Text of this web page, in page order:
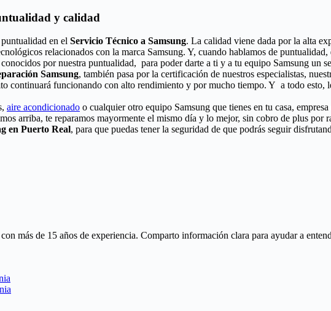
y calidad
en el Servicio Técnico a Samsung. La calidad viene dada por la alta
relacionados con la marca Samsung. Y, cuando hablamos de
por nuestra puntualidad, para poder darte a ti y a tu equipo Samsung un
Samsung, también pasa por la certificación de nuestros especialistas,
continuará funcionando con alto rendimiento y por mucho tiempo. Y a todo esto,
aire acondicionado o cualquier otro equipo Samsung que tienes en tu casa,
arriba, te reparamos mayormente el mismo día y lo mejor, sin cobro de plus
en Puerto Real, para que puedas tener la seguridad de que podrás seguir
más de 15 años de experiencia. Comparto información clara para ayudar a